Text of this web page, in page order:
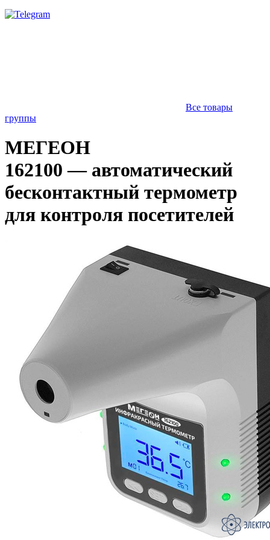
Все товары
группы
МЕГЕОН
162100 — автоматический
бесконтактный термометр
для контроля посетителей